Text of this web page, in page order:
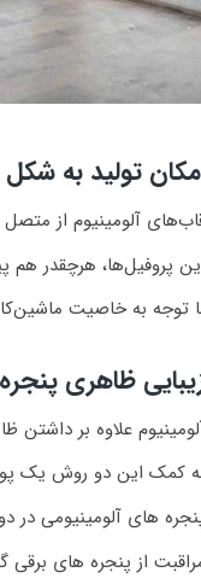
تولید به
آلومینیوم از
پروفیل‌ها، هرچقدر هم
توجه به خاصیت
ظاهری
علاوه بر
کمک این دو روش یک
های آلومینیومی در
از پنجره های